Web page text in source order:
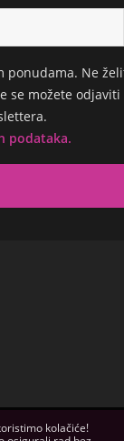
ponudama. Ne
se možete odjaviti
podataka.
kolačiće!